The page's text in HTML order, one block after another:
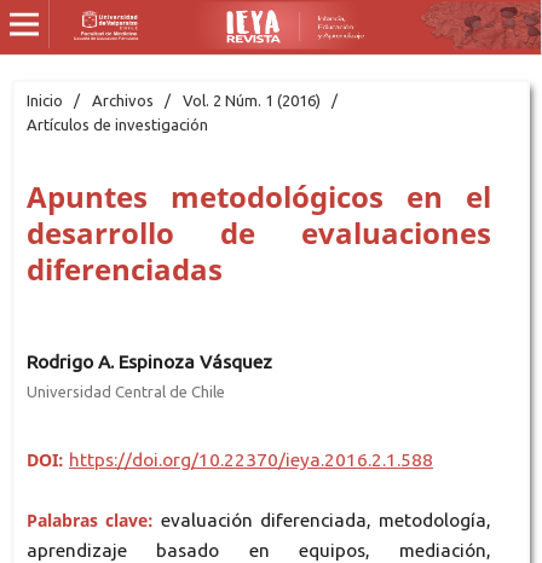
Inicio / Archivos / Vol. 2 Núm. 1 (2016)
/
Artículos de investigación
Apuntes metodológicos en el
desarrollo de evaluaciones
diferenciadas
Rodrigo A. Espinoza Vásquez
Universidad Central de Chile
DOI: https://doi.org/10.22370/ieya.2016.2.1.588
Palabras clave: evaluación diferenciada, metodología,
aprendizaje basado en equipos, mediación,